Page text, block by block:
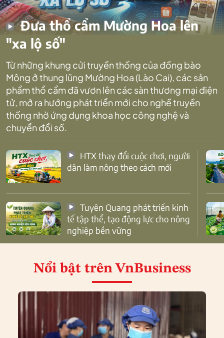
Đưa thổ cẩm Mường Hoa lên
"xa lộ số"
Từ những khung cửi truyền thống của đồng bào
Mông ở thung lũng Mường Hoa (Lào Cai), các sản
phẩm thổ cẩm đã vươn lên các sàn thương mại điện
tử, mở ra hướng phát triển mới cho nghề truyền
thống nhờ ứng dụng khoa học công nghệ và
chuyển đổi số.
dân làm nông theo cách mới
tế tập thể, tạo động lực cho nông
nghiệp bền vững
Nổi bật trên VnBusiness